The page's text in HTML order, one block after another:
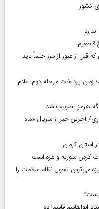
آغاز شد؛ ۱۰ توصیه‌ای که قبل از عبور از مرز حتماً باید
تا هفته دولت؛ زمان پرداخت مرحله دوم اعلام
هرمز تصویب شد
«پایتخت ۸» در سالجاری/ آخرین خبر از سریال «ماه
کردن سوریه و غزه است
می‌توان تحول نظام سلامت را